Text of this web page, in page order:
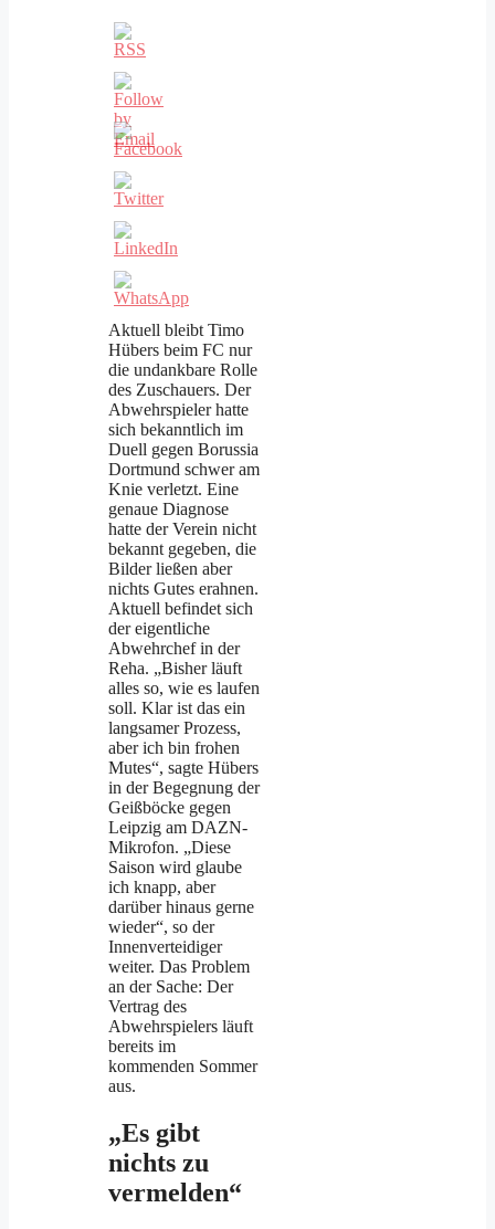
Aktuell bleibt Timo
Hübers beim FC nur
die undankbare Rolle
des Zuschauers. Der
Abwehrspieler hatte
sich bekanntlich im
Duell gegen Borussia
Dortmund schwer am
Knie verletzt. Eine
genaue Diagnose
hatte der Verein nicht
bekannt gegeben, die
Bilder ließen aber
nichts Gutes erahnen.
Aktuell befindet sich
der eigentliche
Abwehrchef in der
Reha. „Bisher läuft
alles so, wie es laufen
soll. Klar ist das ein
langsamer Prozess,
aber ich bin frohen
Mutes“, sagte Hübers
in der Begegnung der
Geißböcke gegen
Leipzig am DAZN-
Mikrofon. „Diese
Saison wird glaube
ich knapp, aber
darüber hinaus gerne
wieder“, so der
Innenverteidiger
weiter. Das Problem
an der Sache: Der
Vertrag des
Abwehrspielers läuft
bereits im
kommenden Sommer
aus.
„Es gibt
nichts zu
vermelden“